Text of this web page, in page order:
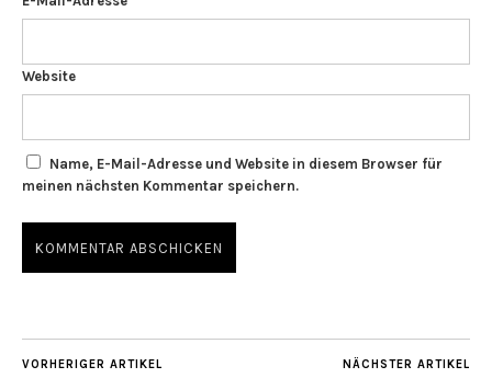
Website
Name, E-Mail-Adresse und Website in diesem Browser für
meinen nächsten Kommentar speichern.
VORHERIGER ARTIKEL NÄCHSTER ARTIKEL